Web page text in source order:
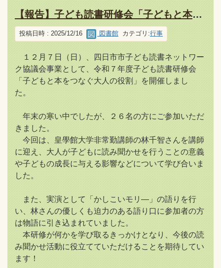
【報告】子ども読書研修会「子どもと本をつなぐ大人の役割」を開催しました
投稿日時 : 2025/12/16 図書館 カテゴリ:行事
１２月７日（日）、四日市市子ども読書ネットワー
ク協議会事業として、令和７年度子ども読書研修会
「子どもと本をつなぐ大人の役割」を開催しまし
た。
年末の寒い中でしたが、２６名の方にご参加いただ
きました。
今回は、皇學館大学非常勤講師の林千智さんを講師
に迎え、大人が子どもに読み聞かせを行うことの意義
や子どもの成長に与える影響などについて学び合いま
した。
また、実演として「かしこいモリ―」の語りを行
い、林さんの優しくも迫力のある語り口に参加者の方
は物語に引き込まれていました。
本研修が何かを学び取るきっかけとなり、今後の読
み聞かせ活動に役立てていただけることを期待してい
ます！